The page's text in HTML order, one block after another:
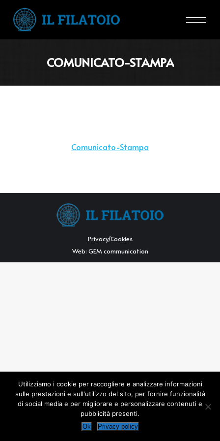
COMUNICATO-STAMPA
Comunicato-Stampa
Privacy/Cookies
Web: GEM communication
Utilizziamo i cookie per raccogliere e analizzare informazioni
sulle prestazioni e sull'utilizzo del sito, per fornire funzionalità
di social media e per migliorare e personalizzare contenuti e
pubblicità presenti.
Ok Privacy policy